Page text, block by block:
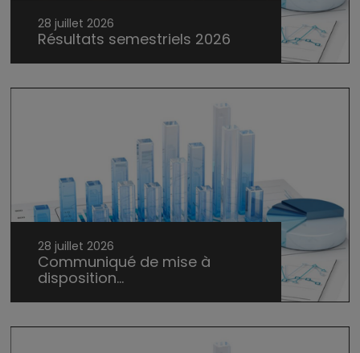
28 juillet 2026
Résultats semestriels 2026
28 juillet 2026
Communiqué de mise à
disposition...